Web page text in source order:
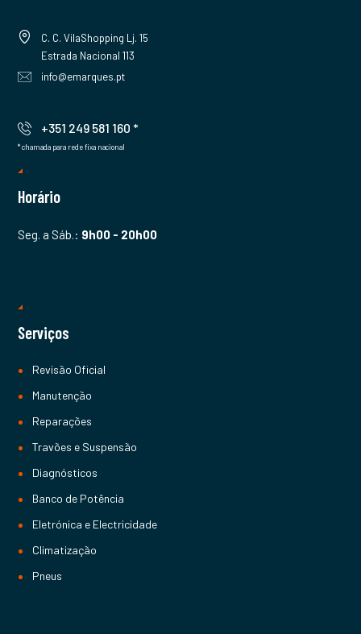
C. C. VilaShopping Lj. 15
Estrada Nacional 113
info@emarques.pt
+351 249 581 160 *
* chamada para rede fixa nacional
Horário
Seg. a Sáb.: 9h00 - 20h00
Serviços
Revisão Oficial
Manutenção
Reparações
Travões e Suspensão
Diagnósticos
Banco de Potência
Eletrónica e Electricidade
Climatização
Pneus